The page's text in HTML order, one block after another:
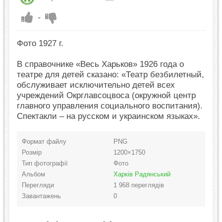
-
Фото 1927 г.
В справочнике «Весь Харьков» 1926 года о
театре для детей сказано: «Театр безбилетный,
обслуживает исключительно детей всех
учреждений Окрглавсоцвоса (окружной центр
главного управления социального воспитания).
Спектакли – на русском и украинском языках».
Формат файлу
PNG
Розмір
1200×1750
Тип фотографії
Фото
Альбом
Харків Радянський
Перегляди
1 968 переглядів
Завантажень
0